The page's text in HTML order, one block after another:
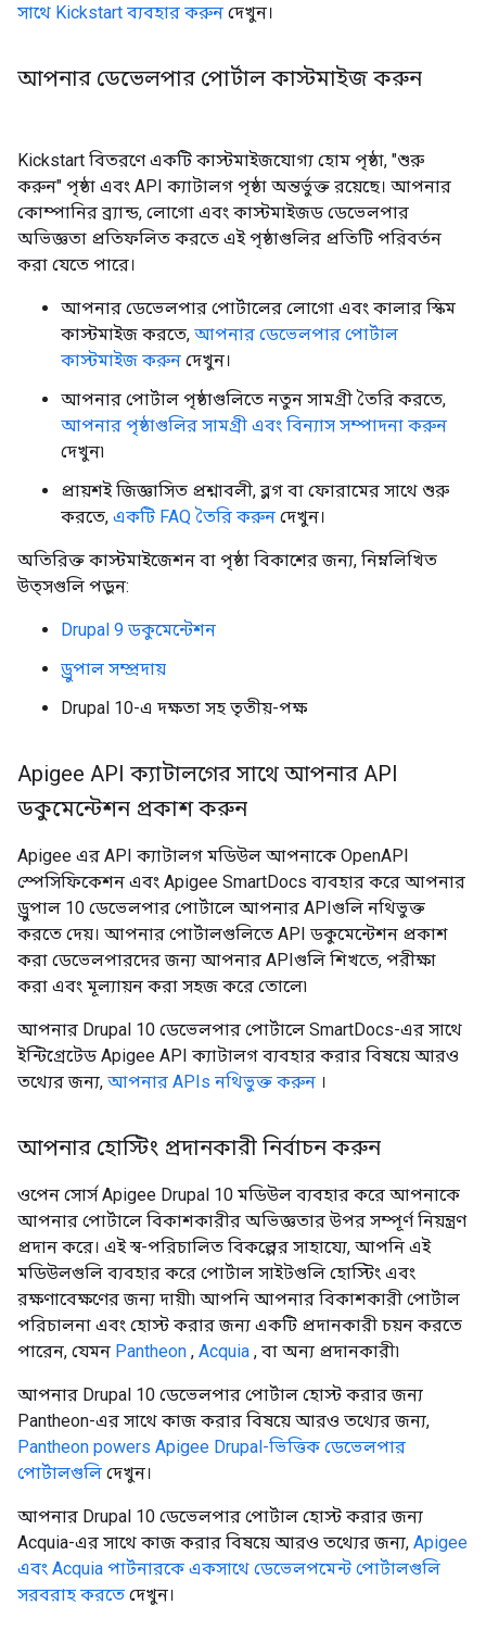
সাথে Kickstart ব্যবহার করুন দেখুন।
আপনার ডেভেলপার পোর্টাল কাস্টমাইজ করুন
Kickstart বিতরণে একটি কাস্টমাইজযোগ্য হোম পৃষ্ঠা, "শুরু
করুন" পৃষ্ঠা এবং API ক্যাটালগ পৃষ্ঠা অন্তর্ভুক্ত রয়েছে। আপনার
কোম্পানির ব্র্যান্ড, লোগো এবং কাস্টমাইজড ডেভেলপার
অভিজ্ঞতা প্রতিফলিত করতে এই পৃষ্ঠাগুলির প্রতিটি পরিবর্তন
করা যেতে পারে।
আপনার ডেভেলপার পোর্টালের লোগো এবং কালার স্কিম
কাস্টমাইজ করতে, আপনার ডেভেলপার পোর্টাল
কাস্টমাইজ করুন দেখুন।
আপনার পোর্টাল পৃষ্ঠাগুলিতে নতুন সামগ্রী তৈরি করতে,
আপনার পৃষ্ঠাগুলির সামগ্রী এবং বিন্যাস সম্পাদনা করুন
দেখুন৷
প্রায়শই জিজ্ঞাসিত প্রশ্নাবলী, ব্লগ বা ফোরামের সাথে শুরু
করতে, একটি FAQ তৈরি করুন দেখুন।
অতিরিক্ত কাস্টমাইজেশন বা পৃষ্ঠা বিকাশের জন্য, নিম্নলিখিত
উত্সগুলি পড়ুন:
Drupal 9 ডকুমেন্টেশন
ড্রুপাল সম্প্রদায়
Drupal 10-এ দক্ষতা সহ তৃতীয়-পক্ষ
Apigee API ক্যাটালগের সাথে আপনার API
ডকুমেন্টেশন প্রকাশ করুন
Apigee এর API ক্যাটালগ মডিউল আপনাকে OpenAPI
স্পেসিফিকেশন এবং Apigee SmartDocs ব্যবহার করে আপনার
ড্রুপাল 10 ডেভেলপার পোর্টালে আপনার APIগুলি নথিভুক্ত
করতে দেয়। আপনার পোর্টালগুলিতে API ডকুমেন্টেশন প্রকাশ
করা ডেভেলপারদের জন্য আপনার APIগুলি শিখতে, পরীক্ষা
করা এবং মূল্যায়ন করা সহজ করে তোলে৷
আপনার Drupal 10 ডেভেলপার পোর্টালে SmartDocs-এর সাথে
ইন্টিগ্রেটেড Apigee API ক্যাটালগ ব্যবহার করার বিষয়ে আরও
তথ্যের জন্য, আপনার APIs নথিভুক্ত করুন ।
আপনার হোস্টিং প্রদানকারী নির্বাচন করুন
ওপেন সোর্স Apigee Drupal 10 মডিউল ব্যবহার করে আপনাকে
আপনার পোর্টালে বিকাশকারীর অভিজ্ঞতার উপর সম্পূর্ণ নিয়ন্ত্রণ
প্রদান করে। এই স্ব-পরিচালিত বিকল্পের সাহায্যে, আপনি এই
মডিউলগুলি ব্যবহার করে পোর্টাল সাইটগুলি হোস্টিং এবং
রক্ষণাবেক্ষণের জন্য দায়ী৷ আপনি আপনার বিকাশকারী পোর্টাল
পরিচালনা এবং হোস্ট করার জন্য একটি প্রদানকারী চয়ন করতে
পারেন, যেমন Pantheon , Acquia , বা অন্য প্রদানকারী৷
আপনার Drupal 10 ডেভেলপার পোর্টাল হোস্ট করার জন্য
Pantheon-এর সাথে কাজ করার বিষয়ে আরও তথ্যের জন্য,
Pantheon powers Apigee Drupal-ভিত্তিক ডেভেলপার
পোর্টালগুলি দেখুন।
আপনার Drupal 10 ডেভেলপার পোর্টাল হোস্ট করার জন্য
Acquia-এর সাথে কাজ করার বিষয়ে আরও তথ্যের জন্য, Apigee
এবং Acquia পার্টনারকে একসাথে ডেভেলপমেন্ট পোর্টালগুলি
সরবরাহ করতে দেখুন।